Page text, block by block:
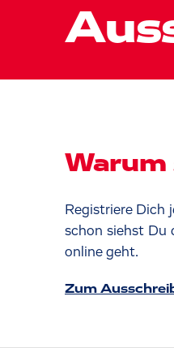
Warum
Registriere Dich
schon siehst Du
online geht.
Zum